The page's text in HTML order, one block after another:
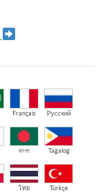
Français Русский
বাংলা Tagalog
ไทย Türkçe